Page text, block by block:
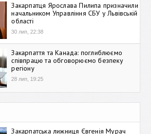
Закарпатця Ярослава Пилипа призначили
начальником Управління СБУ у Львівській
області
30 лип, 22:38
Закарпаття та Канада: поглиблюємо
співпрацю та обговорюємо безпеку
регіону
28 лип, 19:25
Закарпатська лижниця Євгенія Мурач